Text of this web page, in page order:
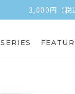
3,000円（税
SERIES